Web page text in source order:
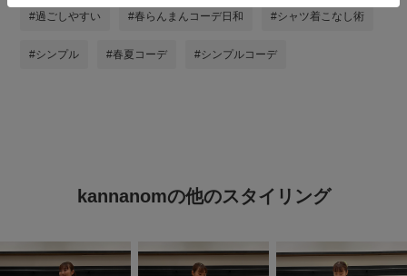
#過ごしやすい #春らんまんコーデ日和 #シャツ着こなし術
#シンプル #春夏コーデ #シンプルコーデ
kannanomの他のスタイリング